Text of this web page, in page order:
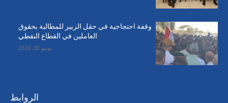
وقفة احتجاجية في حقل الزبير للمطالبة بحقوق
العاملين في القطاع النفطي
يونيو 30, 2026
الروابط